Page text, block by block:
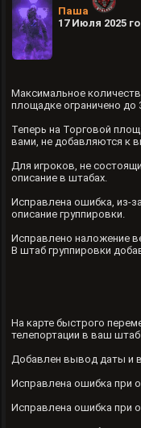
Паша
17 Июля 2025
Максимальное
площадке ограничено до
Теперь на Торговой
вами, не добавляются к
Для игроков, не
описание в штабах.
Исправлена ошибка, из-
описание группировки.
Исправлено наложение
В штаб группировки
На карте быстрого
телепортации в ваш штаб
Добавлен вывод даты и
Исправлена ошибка при
Исправлена ошибка при